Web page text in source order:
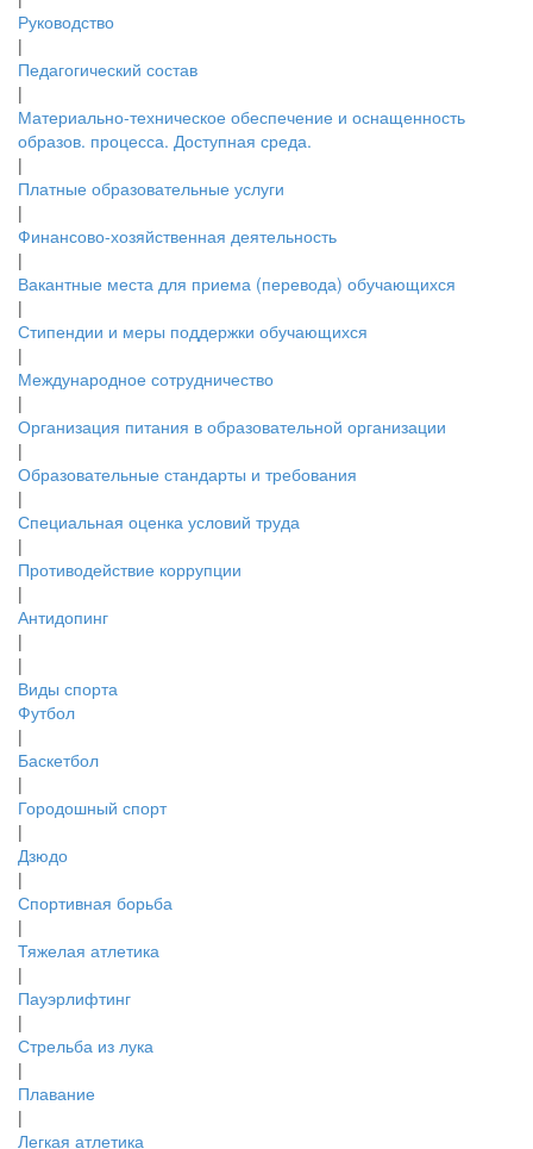
Руководство
|
Педагогический состав
|
Материально-техническое обеспечение и оснащенность
образов. процесса. Доступная среда.
|
Платные образовательные услуги
|
Финансово-хозяйственная деятельность
|
Вакантные места для приема (перевода) обучающихся
|
Стипендии и меры поддержки обучающихся
|
Международное сотрудничество
|
Организация питания в образовательной организации
|
Образовательные стандарты и требования
|
Специальная оценка условий труда
|
Противодействие коррупции
|
Антидопинг
|
|
Виды спорта
Футбол
|
Баскетбол
|
Городошный спорт
|
Дзюдо
|
Спортивная борьба
|
Тяжелая атлетика
|
Пауэрлифтинг
|
Стрельба из лука
|
Плавание
|
Легкая атлетика